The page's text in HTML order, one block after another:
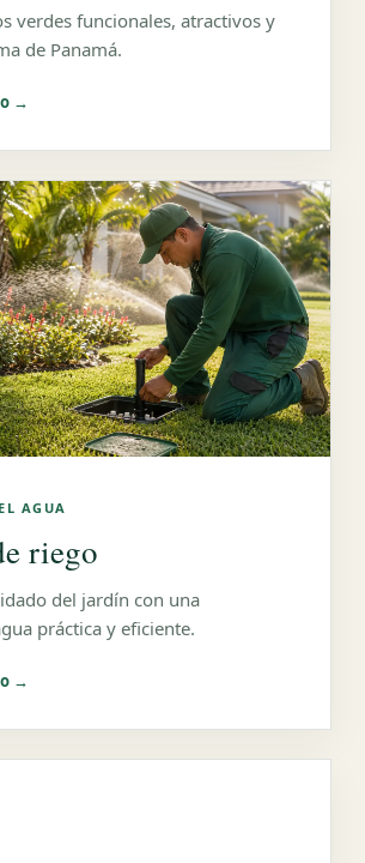
verdes funcionales, atractivos y
de Panamá.
→
AGUA
riego
del jardín con una
práctica y eficiente.
→